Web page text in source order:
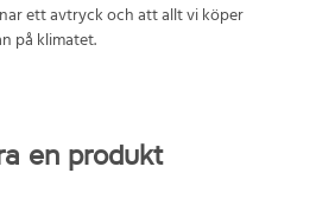
ett avtryck och att allt vi köper
på klimatet.
en produkt